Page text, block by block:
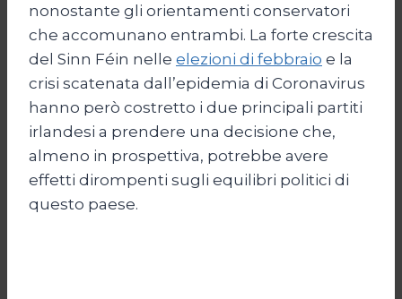
nonostante gli orientamenti conservatori
che accomunano entrambi. La forte crescita
del Sinn Féin nelle elezioni di febbraio e la
crisi scatenata dall’epidemia di Coronavirus
hanno però costretto i due principali partiti
irlandesi a prendere una decisione che,
almeno in prospettiva, potrebbe avere
effetti dirompenti sugli equilibri politici di
questo paese.